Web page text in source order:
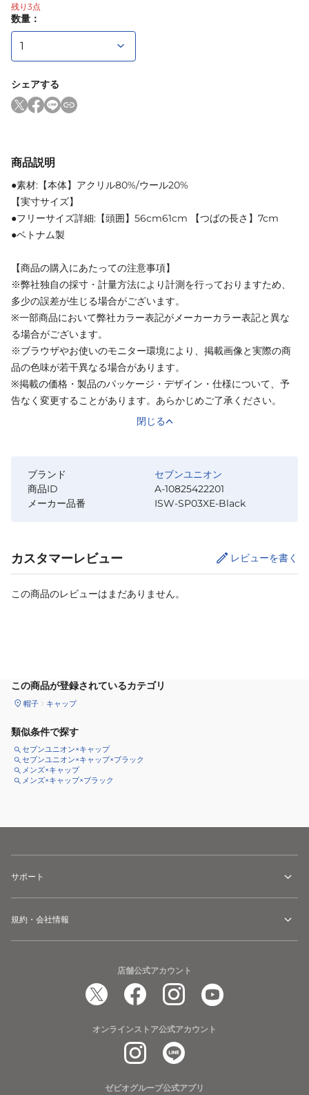
残り 3点
数量：
シェアする
商品説明
●素材:【本体】アクリル80%/ウール20%
【実寸サイズ】
●フリーサイズ詳細:【頭囲】56cm61cm 【つばの長さ】7cm
●ベトナム製
【商品の購入にあたっての注意事項】
※弊社独自の採寸・計量方法により計測を行っておりますため、
多少の誤差が生じる場合がございます。
※一部商品において弊社カラー表記がメーカーカラー表記と異な
る場合がございます。
※ブラウザやお使いのモニター環境により、掲載画像と実際の商
品の色味が若干異なる場合があります。
※掲載の価格・製品のパッケージ・デザイン・仕様について、予
告なく変更することがあります。あらかじめご了承ください。
閉じる
ブランド
セブンユニオン
商品ID
A-10825422201
メーカー品番
ISW-SP03XE-Black
カスタマーレビュー レビューを書く
この商品のレビューはまだありません。
この商品が登録されているカテゴリ
帽子 キャップ
類似条件で探す
セブンユニオン×キャップ
セブンユニオン×キャップ×ブラック
メンズ×キャップ
メンズ×キャップ×ブラック
サポート
規約・会社情報
店舗公式アカウント
オンラインストア公式アカウント
ゼビオグループ公式アプリ